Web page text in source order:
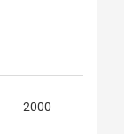
2000